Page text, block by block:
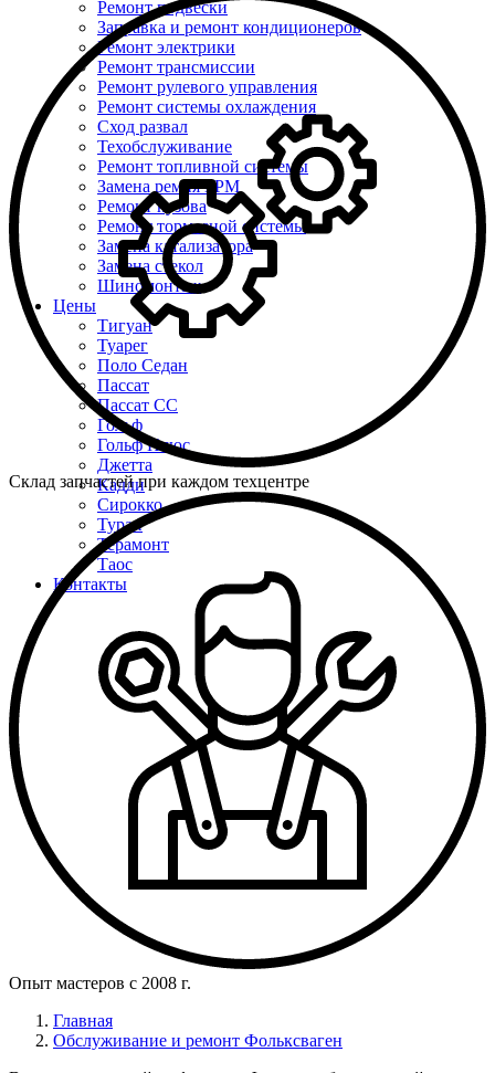
Ремонт подвески
Заправка и ремонт кондиционеров
Ремонт электрики
Ремонт трансмиссии
Ремонт рулевого управления
Ремонт системы охлаждения
Сход развал
Техобслуживание
Ремонт топливной системы
Замена ремня ГРМ
Ремонт кузова
Ремонт тормозной системы
Замена катализатора
Замена стекол
Шиномонтаж
Цены
Тигуан
Туарег
Поло Седан
Пассат
Пассат СС
Гольф
Гольф Плюс
Джетта
Кадди
Сирокко
Туран
Терамонт
Таос
Контакты
Склад запчастей при каждом техцентре
Опыт мастеров с 2008 г.
Главная
Обслуживание и ремонт Фольксваген